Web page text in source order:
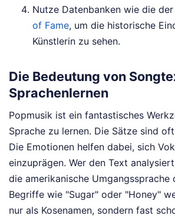
Nutze Datenbanken wie die der
of Fame, um die historische
Künstlerin zu sehen.
Die Bedeutung von
Sprachenlernen
Popmusik ist ein fantastisches
Sprache zu lernen. Die Sätze sind
Die Emotionen helfen dabei, sich
einzuprägen. Wer den Text
die amerikanische Umgangssprache
Begriffe wie "Sugar" oder "Honey"
nur als Kosenamen, sondern fast